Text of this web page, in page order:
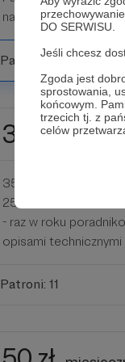
DO SERWISU.
Jeśli chcesz
Zgoda jest
sprostowania,
końcowym.
trzecich tj. z
celów
na moim blogu.
Patroni: 13
35 zł
35+ 👍Serdecznie
25+ oraz możliwość:
- raz w roku
opisami technicznymi
Patroni: 11